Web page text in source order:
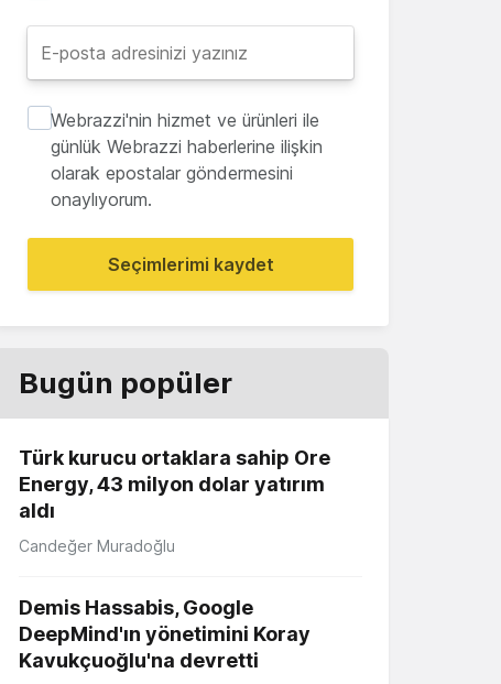
Webrazzi'nin hizmet ve ürünleri ile
günlük Webrazzi haberlerine ilişkin
olarak epostalar göndermesini
onaylıyorum.
Seçimlerimi kaydet
Bugün popüler
Türk kurucu ortaklara sahip Ore
Energy, 43 milyon dolar yatırım
aldı
Candeğer Muradoğlu
Demis Hassabis, Google
DeepMind'ın yönetimini Koray
Kavukçuoğlu'na devretti